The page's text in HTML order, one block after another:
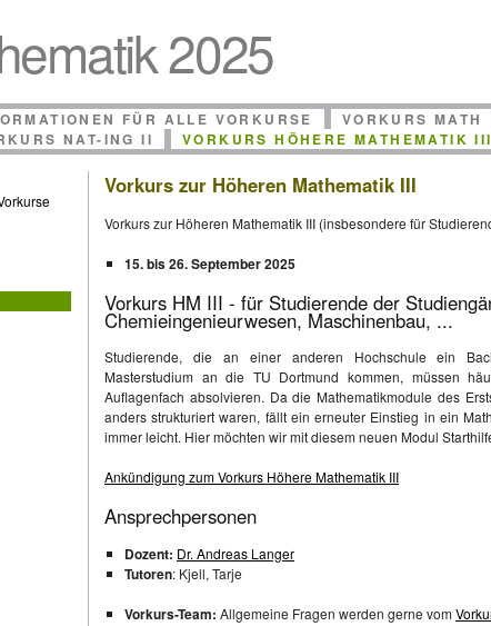
2025
FÜR ALLE VORKURSE VORKURS MATH
NAT-ING II VORKURS HÖHERE MATHEMATIK III
Vorkurs zur Höheren Mathematik III
Vorkurs zur Höheren Mathematik III (insbesondere für
15. bis 26. September 2025
Vorkurs HM III - für Studierende der
Chemieingenieurwesen, Maschinenbau, ...
Studierende, die an einer anderen Hochschule ein
Masterstudium an die TU Dortmund kommen, müssen
Auflagenfach absolvieren. Da die Mathematikmodule des
anders strukturiert waren, fällt ein erneuter Einstieg in ein
immer leicht. Hier möchten wir mit diesem neuen Modul
Ankündigung zum Vorkurs Höhere Mathematik III
Ansprechpersonen
Dozent: Dr. Andreas Langer
Tutoren: Kjell, Tarje
Vorkurs-Team: Allgemeine Fragen werden gerne vom